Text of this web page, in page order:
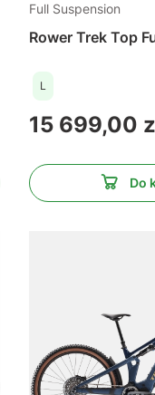
Full Suspension
Rower Trek Top
L
Cena
15 699,00
Do